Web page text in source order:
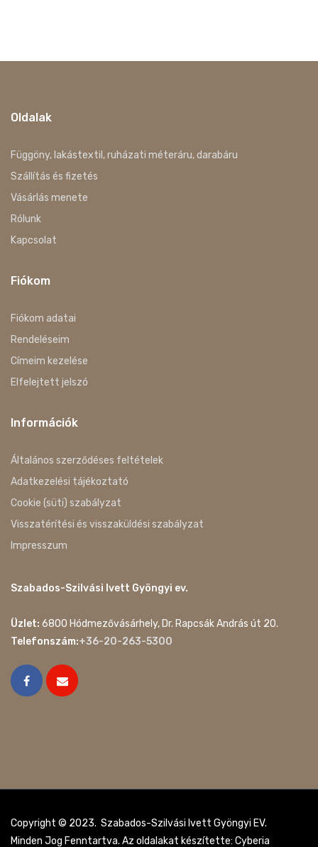
Oldalak
Függöny, lakástextil, ruházati méteráru, darabáru
Szállítás és fizetés
Vásárlás menete
Rólunk
Kapcsolat
Fiókom
Fiókom adatai
Rendeléseim
Címeim kezelése
Elfelejtett jelszó
Információk
Általános szerződéses feltételek
Adatkezelési tájékoztató
Cookie (süti) szabályzat
Visszatérítési és visszaküldési szabályzat
Impresszum
Szabados-Szilvási Ivett Gyöngyi ev.
Üzlet: 6800 Hódmezővásárhely, Dr. Rapcsák András út 20.
Telefonszám:+36-20-263-5300
Copyright © 2023. Szabados-Szilvási Ivett Gyöngyi EV.
Minden Jog Fenntartva. Az oldalakat készítette: Cyberia